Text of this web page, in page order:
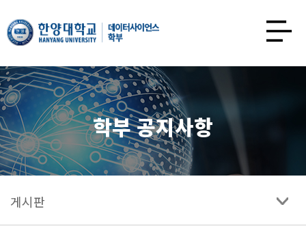
한양대학교
데이터사이언스학과
열기
학부 공지사항
게시판